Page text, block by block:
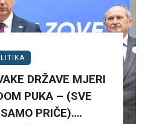
DRŽAVE MJERI
PUKA – (SVE
PRIČE)….